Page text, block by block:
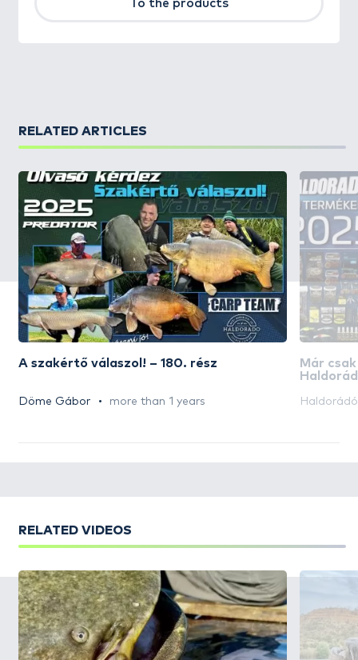
To the products
RELATED ARTICLES
A szakértő válaszol! – 180. rész
Döme Gábor more than 1 years
Már
RELATED VIDEOS